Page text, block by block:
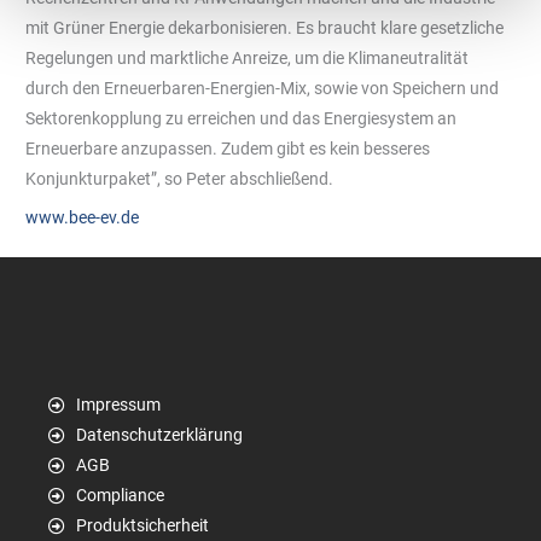
mit Grüner Energie dekarbonisieren. Es braucht klare gesetzliche
Regelungen und marktliche Anreize, um die Klimaneutralität
durch den Erneuerbaren-Energien-Mix, sowie von Speichern und
Sektorenkopplung zu erreichen und das Energiesystem an
Erneuerbare anzupassen. Zudem gibt es kein besseres
Konjunkturpaket”, so Peter abschließend.
www.bee-ev.de
Impressum
Datenschutzerklärung
AGB
Compliance
Produktsicherheit